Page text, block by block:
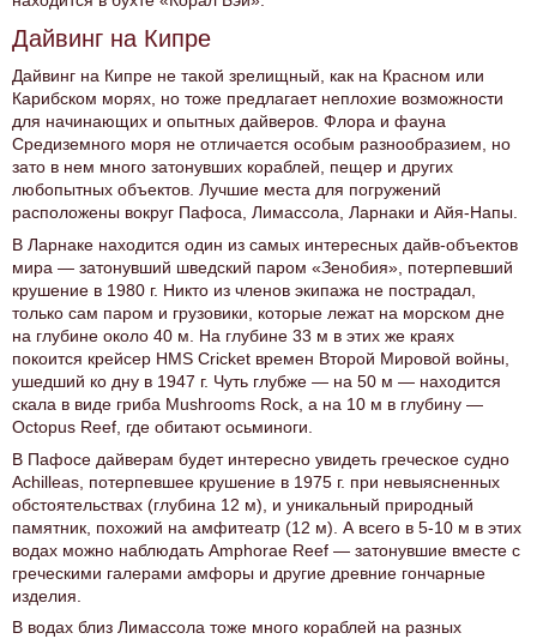
Дайвинг на Кипре
Дайвинг на Кипре не такой зрелищный, как на Красном или
Карибском морях, но тоже предлагает неплохие возможности
для начинающих и опытных дайверов. Флора и фауна
Средиземного моря не отличается особым разнообразием, но
зато в нем много затонувших кораблей, пещер и других
любопытных объектов. Лучшие места для погружений
расположены вокруг Пафоса, Лимассола, Ларнаки и Айя-Напы.
В Ларнаке находится один из самых интересных дайв-объектов
мира — затонувший шведский паром «Зенобия», потерпевший
крушение в 1980 г. Никто из членов экипажа не пострадал,
только сам паром и грузовики, которые лежат на морском дне
на глубине около 40 м. На глубине 33 м в этих же краях
покоится крейсер HMS Cricket времен Второй Мировой войны,
ушедший ко дну в 1947 г. Чуть глубже — на 50 м — находится
скала в виде гриба Mushrooms Rock, а на 10 м в глубину —
Octopus Reef, где обитают осьминоги.
В Пафосе дайверам будет интересно увидеть греческое судно
Achilleas, потерпевшее крушение в 1975 г. при невыясненных
обстоятельствах (глубина 12 м), и уникальный природный
памятник, похожий на амфитеатр (12 м). А всего в 5-10 м в этих
водах можно наблюдать Amphorae Reef — затонувшие вместе с
греческими галерами амфоры и другие древние гончарные
изделия.
В водах близ Лимассола тоже много кораблей на разных